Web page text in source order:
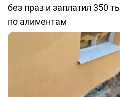
без прав и заплатил 350
по алиментам